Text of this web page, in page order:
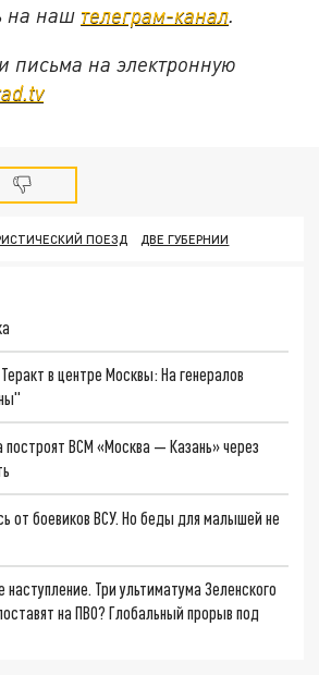
на наш телеграм-канал.
письма на электронную
ПОЕЗД ДВЕ ГУБЕРНИИ
в центре Москвы: На генералов
построят ВСМ «Москва — Казань» через
от боевиков ВСУ. Но беды для малышей не
Три ультиматума Зеленского
на ПВО? Глобальный прорыв под